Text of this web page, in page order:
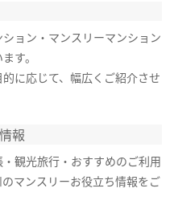
ョン・マンスリーマンション
す。
に応じて、幅広くご紹介させ
報
観光旅行・おすすめのご利用
マンスリーお役立ち情報をご